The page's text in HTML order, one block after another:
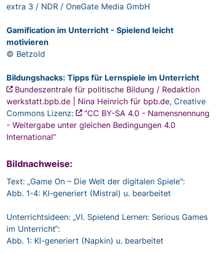
extra 3 / NDR / OneGate Media GmbH
Gamification im Unterricht - Spielend leicht
motivieren
© Betzold
Bildungshacks: Tipps für Lernspiele im Unterricht
Bundeszentrale für politische Bildung / Redaktion
werkstatt.bpb.de | Nina Heinrich für bpb.de, Creative
Commons Lizenz:
“CC BY-SA 4.0 - Namensnennung
- Weitergabe unter gleichen Bedingungen 4.0
International”
Bildnachweise:
Text: „Game On – Die Welt der digitalen Spiele":
Abb. 1-4: KI-generiert (Mistral) u. bearbeitet
Unterrichtsideen: „VI. Spielend Lernen: Serious Games
im Unterricht“:
Abb. 1: KI-generiert (Napkin) u. bearbeitet